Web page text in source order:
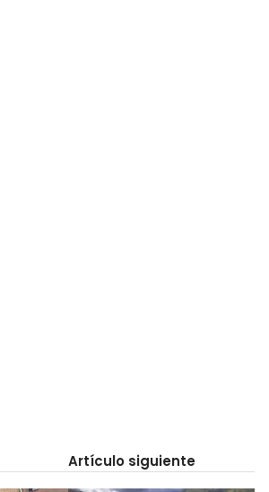
Artículo siguiente